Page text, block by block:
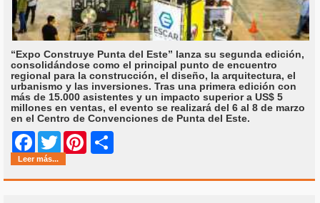
“Expo Construye Punta del Este” lanza su segunda edición,
consolidándose como el principal punto de encuentro
regional para la construcción, el diseño, la arquitectura, el
urbanismo y las inversiones. Tras una primera edición con
más de 15.000 asistentes y un impacto superior a US$ 5
millones en ventas, el evento se realizará del 6 al 8 de marzo
en el Centro de Convenciones de Punta del Este.
Facebook
Twitter Pinterest
Leer más...